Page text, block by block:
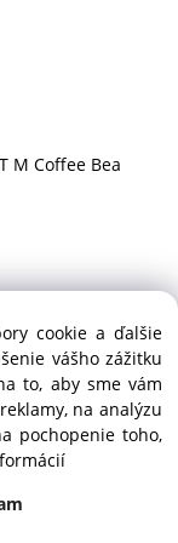
M Coffee Bea
cookie a ďalšie
vášho zážitku
to, aby sme vám
na analýzu
pochopenie toho,